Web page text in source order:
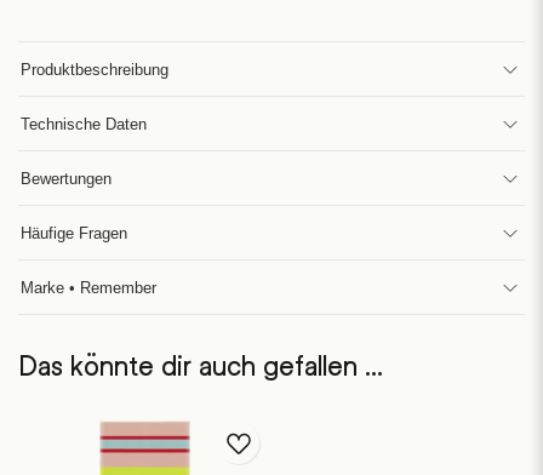
Produktbeschreibung
Technische Daten
Bewertungen
Häufige Fragen
Marke • Remember
Das könnte dir auch gefallen …